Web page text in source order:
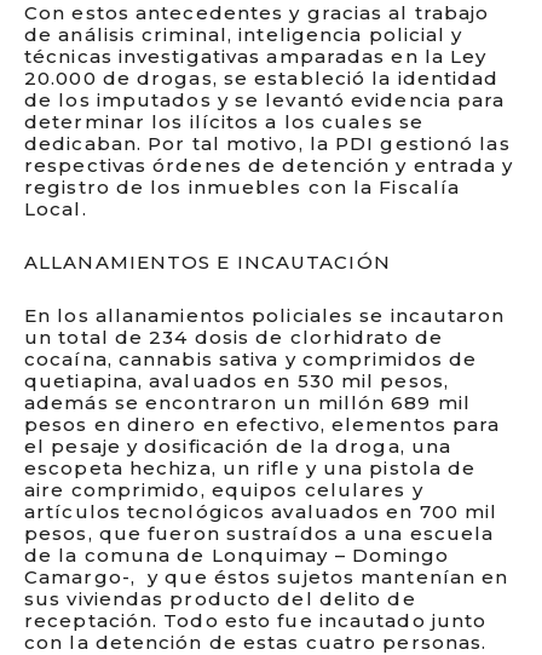
Con estos antecedentes y gracias al trabajo
de análisis criminal, inteligencia policial y
técnicas investigativas amparadas en la Ley
20.000 de drogas, se estableció la identidad
de los imputados y se levantó evidencia para
determinar los ilícitos a los cuales se
dedicaban. Por tal motivo, la PDI gestionó las
respectivas órdenes de detención y entrada y
registro de los inmuebles con la Fiscalía
Local.
ALLANAMIENTOS E INCAUTACIÓN
En los allanamientos policiales se incautaron
un total de 234 dosis de clorhidrato de
cocaína, cannabis sativa y comprimidos de
quetiapina, avaluados en 530 mil pesos,
además se encontraron un millón 689 mil
pesos en dinero en efectivo, elementos para
el pesaje y dosificación de la droga, una
escopeta hechiza, un rifle y una pistola de
aire comprimido, equipos celulares y
artículos tecnológicos avaluados en 700 mil
pesos, que fueron sustraídos a una escuela
de la comuna de Lonquimay – Domingo
Camargo-, y que éstos sujetos mantenían en
sus viviendas producto del delito de
receptación. Todo esto fue incautado junto
con la detención de estas cuatro personas.